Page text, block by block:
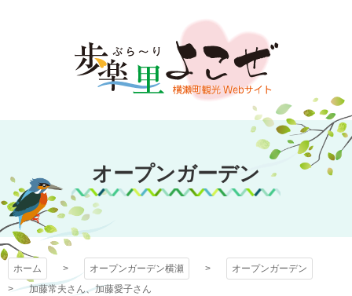
文
キ
プ
オープンガーデン
横瀬
オープンガーデン
ホーム オープンガーデン横瀬
オープンガーデン
加藤常夫さん、加藤愛子さん